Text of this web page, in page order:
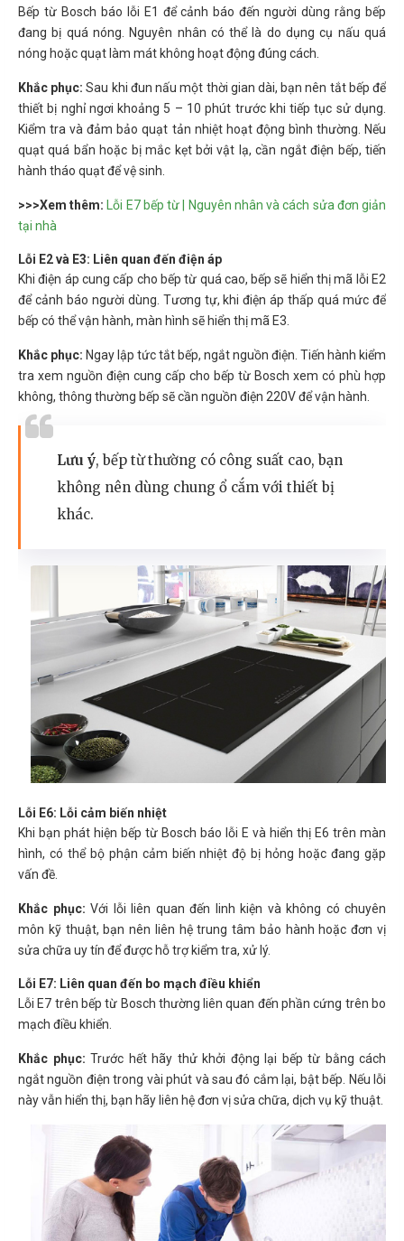
Bếp từ Bosch báo lỗi E1 để cảnh báo đến người dùng rằng bếp
đang bị quá nóng. Nguyên nhân có thể là do dụng cụ nấu quá
nóng hoặc quạt làm mát không hoạt động đúng cách.
Khắc phục: Sau khi đun nấu một thời gian dài, bạn nên tắt bếp để
thiết bị nghỉ ngơi khoảng 5 – 10 phút trước khi tiếp tục sử dụng.
Kiểm tra và đảm bảo quạt tản nhiệt hoạt động bình thường. Nếu
quạt quá bẩn hoặc bị mắc kẹt bởi vật lạ, cần ngắt điện bếp, tiến
hành tháo quạt để vệ sinh.
>>>Xem thêm:
Lỗi E7 bếp từ | Nguyên nhân và cách sửa đơn giản
tại nhà
Lỗi E2 và E3: Liên quan đến điện áp
Khi điện áp cung cấp cho bếp từ quá cao, bếp sẽ hiển thị mã lỗi E2
để cảnh báo người dùng. Tương tự, khi điện áp thấp quá mức để
bếp có thể vận hành, màn hình sẽ hiển thị mã E3.
Khắc phục: Ngay lập tức tắt bếp, ngắt nguồn điện. Tiến hành kiểm
tra xem nguồn điện cung cấp cho bếp từ Bosch xem có phù hợp
không, thông thường bếp sẽ cần nguồn điện 220V để vận hành.
Lưu ý, bếp từ thường có công suất cao, bạn
không nên dùng chung ổ cắm với thiết bị
khác.
Lỗi E6: Lỗi cảm biến nhiệt
Khi bạn phát hiện bếp từ Bosch báo lỗi E và hiển thị E6 trên màn
hình, có thể bộ phận cảm biến nhiệt độ bị hỏng hoặc đang gặp
vấn đề.
Khắc phục: Với lỗi liên quan đến linh kiện và không có chuyên
môn kỹ thuật, bạn nên liên hệ trung tâm bảo hành hoặc đơn vị
sửa chữa uy tín để được hỗ trợ kiểm tra, xử lý.
Lỗi E7: Liên quan đến bo mạch điều khiển
Lỗi E7 trên bếp từ Bosch thường liên quan đến phần cứng trên bo
mạch điều khiển.
Khắc phục: Trước hết hãy thử khởi động lại bếp từ bằng cách
ngắt nguồn điện trong vài phút và sau đó cắm lại, bật bếp. Nếu lỗi
này vẫn hiển thị, bạn hãy liên hệ đơn vị sửa chữa, dịch vụ kỹ thuật.